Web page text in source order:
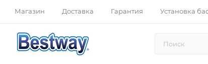
Магазин Доставка Гарантия Установка